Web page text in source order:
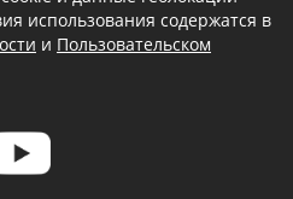
использования содержатся в
и Пользовательском